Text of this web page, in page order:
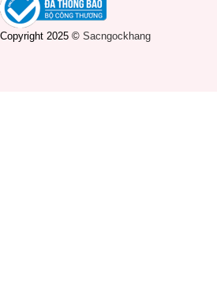
Copyright 2025 © Sacngockhang